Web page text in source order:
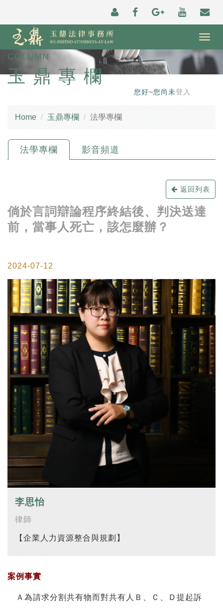
COLUMN
玉鼎專欄
您好~您尚未登入
Home 玉鼎專欄 法學專欄
法學專欄 影音頻道
返回列表
倘於言詞辯論程序終結後、判決送達
前，當事人死亡，該怎麼辦？
2024-07-12
李思怡
律師
【企業人力資源整合與規劃】
案例事實
Ａ為請求分割共有物而對共有人Ｂ、Ｃ、Ｄ提起訴